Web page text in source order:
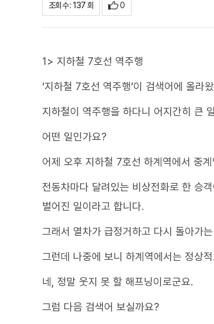
조회수 : 137 회 0
1> 지하철 7호선 역주행
‘지하철 7호선 역주행’이 검색어에 올라
지하철이 역주행을 하다니 어지간히 큰
어떤 일인가요?
어제 오후 지하철 7호선 하계역에서 중
전동차마다 달려있는 비상전화로 한 승
벌어진 일이라고 합니다.
그래서 열차가 급정거하고 다시 돌아가
그런데 나중에 보니 하계역에서는 정상
네, 정말 웃지 못 할 해프닝이로군요.
그럼 다음 검색어 보실까요?